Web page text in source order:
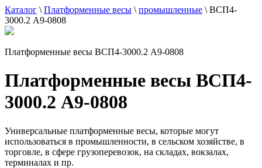
Каталог \ Платформенные весы \ промышленные \ ВСП4-
3000.2 А9-0808
Платформенные весы ВСП4-3000.2 А9-0808
Платформенные весы ВСП4-
3000.2 А9-0808
Универсальные платформенные весы, которые могут
использоваться в промышленности, в сельском хозяйстве, в
торговле, в сфере грузоперевозок, на складах, вокзалах,
терминалах и пр.